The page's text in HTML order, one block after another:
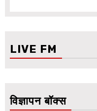
LIVE FM
विज्ञापन बॉक्स